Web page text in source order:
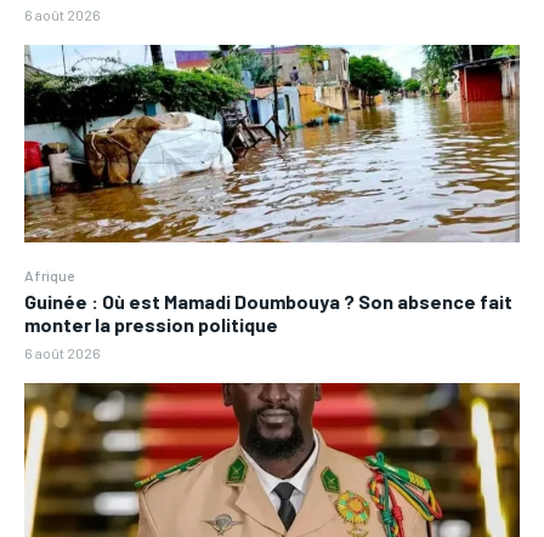
6 août 2026
Afrique
Guinée : Où est Mamadi Doumbouya ? Son absence fait
monter la pression politique
6 août 2026